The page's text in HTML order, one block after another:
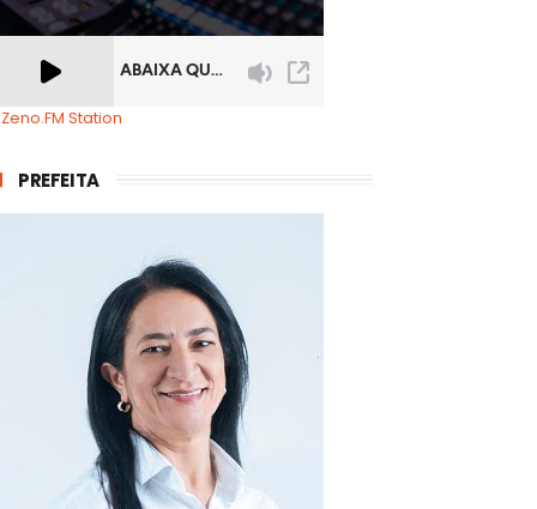
Station
PREFEITA